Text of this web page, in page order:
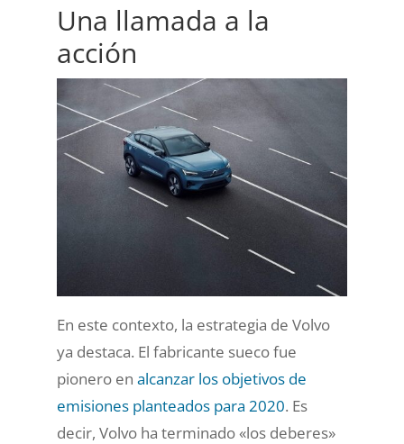
Una llamada a la
acción
En este contexto, la estrategia de Volvo
ya destaca. El fabricante sueco fue
pionero en alcanzar los objetivos de
emisiones planteados para 2020. Es
decir, Volvo ha terminado «los deberes»